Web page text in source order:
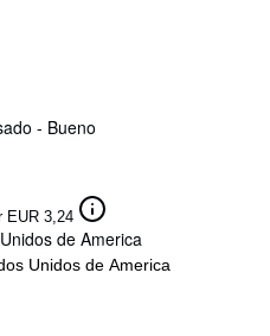
- Bueno
EUR 3,24
de America
Unidos de America